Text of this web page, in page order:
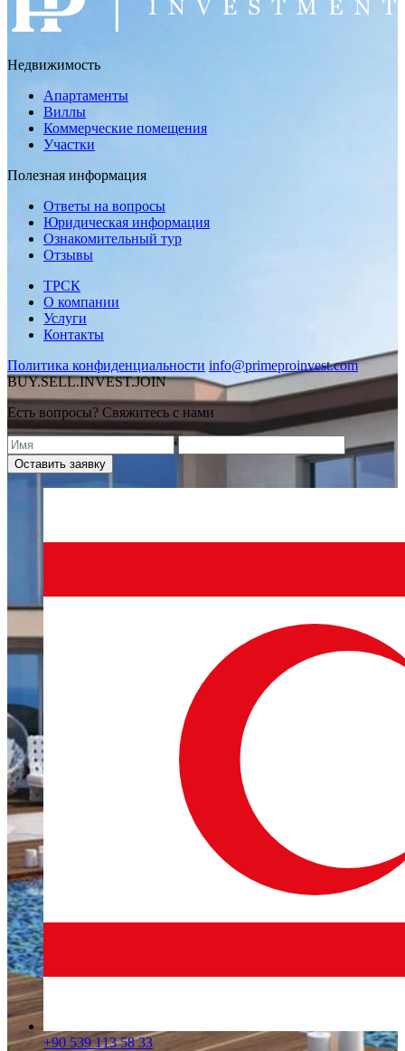
Недвижимость
Апартаменты
Виллы
Коммерческие помещения
Участки
Полезная информация
Ответы на вопросы
Юридическая информация
Ознакомительный тур
Отзывы
ТРСК
О компании
Услуги
Контакты
Политика конфиденциальности info@primeproinvest.com
BUY.SELL.INVEST.JOIN
Есть вопросы? Свяжитесь с нами
+90 539 113 58 33